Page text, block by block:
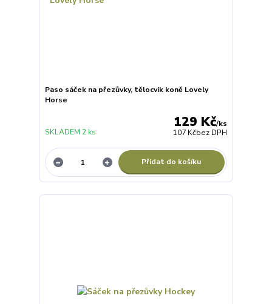
Paso sáček na přezůvky, tělocvik koně Lovely
Horse
129 Kč/ks
107 Kčbez DPH
SKLADEM 2 ks
Přidat do košíku